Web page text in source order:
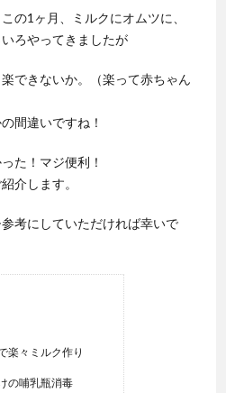
の1ヶ月、ミルクにオムツに、
ろやってきましたが
できないか。（楽って赤ちゃん
間違いですね！
た！マジ便利！
介します。
考にしていただければ幸いで
楽々ミルク作り
の哺乳瓶消毒